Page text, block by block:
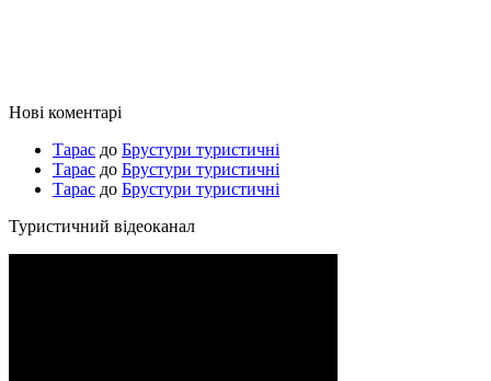
Нові коментарі
Тарас до Брустури туристичні
Тарас до Брустури туристичні
Тарас до Брустури туристичні
Туристичний відеоканал